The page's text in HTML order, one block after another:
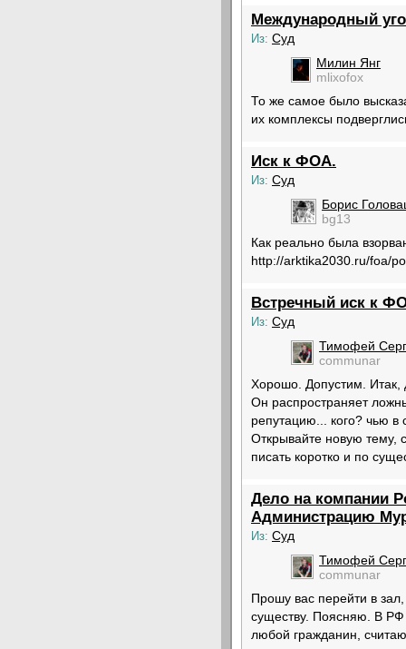
Международный
Из: Суд
Милин Янг
mlixofox
То же самое было
их комплексы
Иск к ФОА.
Из: Суд
Борис
bg13
Как реально была
http://arktika2030.ru/foa/
Встречный иск к
Из: Суд
Тимофей
communar
Хорошо. Допустим. Итак,
Он распространяет
репутацию... кого? чью в
Открывайте новую тему,
писать коротко и по
Дело на компании
Администрацию
Из: Суд
Тимофей
communar
Прошу вас перейти в
существу. Поясняю. В РФ
любой гражданин,